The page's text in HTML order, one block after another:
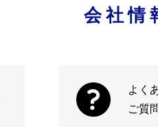
会社情
よく
ご質